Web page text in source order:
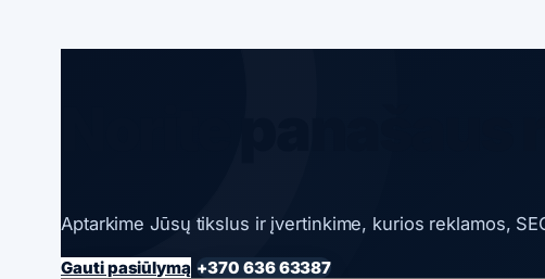
Aptarkime Jūsų tikslus ir įvertinkime, kurios reklamos,
Gauti pasiūlymą +370 636 63387